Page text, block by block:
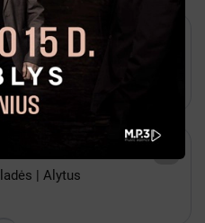
ALYTUJE ​PROFESINĖ
KOMPETENCIJA
| Alytus